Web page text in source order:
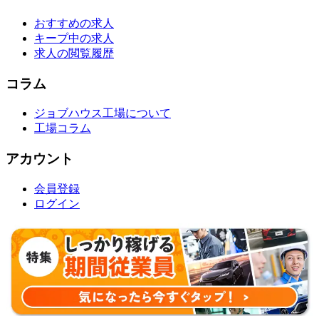
おすすめの求人
キープ中の求人
求人の閲覧履歴
コラム
ジョブハウス工場について
工場コラム
アカウント
会員登録
ログイン